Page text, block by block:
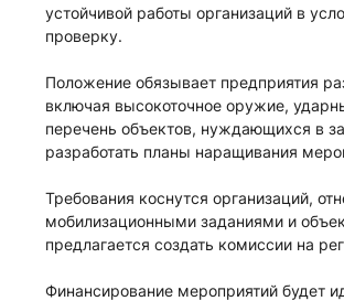
устойчивой работы организаций в
проверку.
Положение обязывает предприятия
включая высокоточное оружие,
перечень объектов, нуждающихся в
разработать планы наращивания
Требования коснутся организаций,
мобилизационными заданиями и
предлагается создать комиссии на
Финансирование мероприятий будет